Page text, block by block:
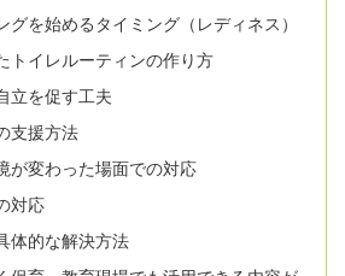
グを始めるタイミング（レディネス）
トイレルーティンの作り方
立を促す工夫
支援方法
が変わった場面での対応
対応
体的な解決方法